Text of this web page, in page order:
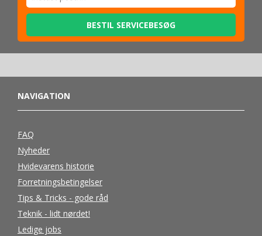
BESTIL SERVICEBESØG
NAVIGATION
FAQ
Nyheder
Hvidevarens historie
Forretningsbetingelser
Tips & Tricks - gode råd
Teknik - lidt nørdet!
Ledige jobs